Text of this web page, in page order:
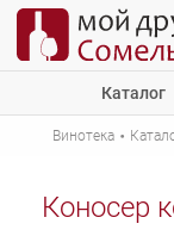
Каталог
Винотека ·
Коносер